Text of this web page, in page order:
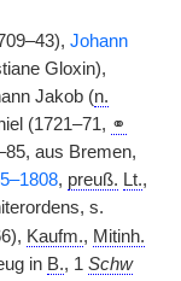
Johann
Gloxin),
Jakob (n.
(1721–71, ⚭
aus Bremen,
, preuß. Lt.,
s.
Kaufm., Mitinh.
in B., 1 Schw